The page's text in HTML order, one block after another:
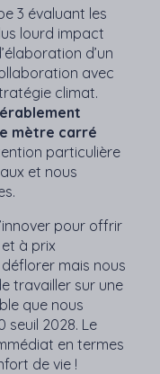
3 évaluant les
lourd impact
d’un
avec
climat.
mètre carré
particulière
et nous
pour offrir
à prix
mais nous
travailler sur une
que nous
seuil 2028. Le
en termes
de vie !